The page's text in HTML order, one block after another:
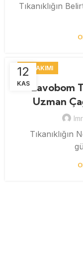
Tıkanıklığın
12
KAS
EV BAKIMI
Lavobom
Uzman
Tıkanıklığın